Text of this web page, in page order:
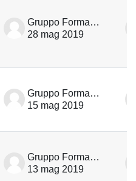
Gruppo Formazione
28 mag 2019
Gruppo Formazione
15 mag 2019
Gruppo Formazione
13 mag 2019